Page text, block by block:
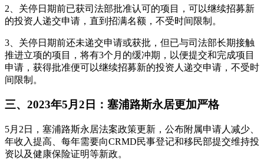
2、关停日期前已获司法部批准认可的项目，可以继续招募新
的投资人递交申请，直到招满名额，不受时间限制。
3、关停日期前还未递交申请或获批，但已与司法部长期接触
推进立项的项目，将有3个月的缓冲期，以便提交和完成项目
申请，获得批准便可以继续招募新的投资人递交申请，不受时
间限制。
三、2023年5月2日：塞浦路斯永居更加严格
5月2日，塞浦路斯永居法案政策更新，公布附属申请人减少、
年收入提高、每年需要向CRMD民事登记和移民部提交维持投
资以及健康保险证明等新政。